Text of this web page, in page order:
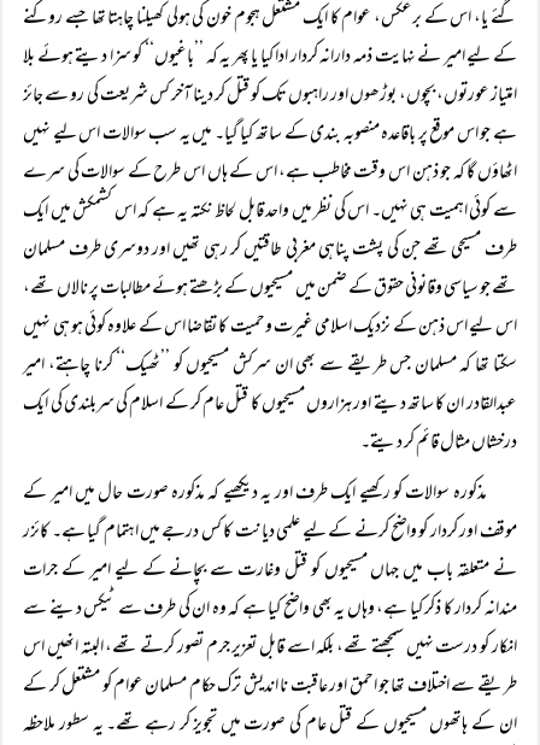
گئے یا، اس کے برعکس، عوام کا ایک مشتعل ہجوم خون کی ہولی کھیلنا چاہتا تھا جسے روکنے
کے لیے امیر نے نہایت ذمہ دارانہ کردار ادا کیا یا پھر یہ کہ ’’باغیوں‘‘ کو سزا دیتے ہوئے بلا
امتیاز عورتوں، بچوں، بوڑھوں اور راہبوں تک کو قتل کر دینا آخر کس شریعت کی رو سے جائز
ہے جو اس موقع پر باقاعدہ منصوبہ بندی کے ساتھ کیا گیا۔ میں یہ سب سوالات اس لیے نہیں
اٹھاؤں گا کہ جو ذہن اس وقت مخاطب ہے، اس کے ہاں اس طرح کے سوالات کی سرے
سے کوئی اہمیت ہی نہیں۔ اس کی نظر میں واحد قابل لحاظ نکتہ یہ ہے کہ اس کشمکش میں ایک
طرف مسیحی تھے جن کی پشت پناہی مغربی طاقتیں کر رہی تھیں اور دوسری طرف مسلمان
تھے جو سیاسی وقانونی حقوق کے ضمن میں مسیحیوں کے بڑھتے ہوئے مطالبات پر نالاں تھے،
اس لیے اس ذہن کے نزدیک اسلامی غیرت وحمیت کا تقاضا اس کے علاوہ کوئی ہو ہی نہیں
سکتا تھا کہ مسلمان جس طریقے سے بھی ان سرکش مسیحیوں کو ’’ٹھیک‘‘ کرنا چاہتے، امیر
عبدالقادر ان کا ساتھ دیتے اور ہزاروں مسیحیوں کا قتل عام کر کے اسلام کی سربلندی کی ایک
درخشاں مثال قائم کر دیتے۔
مذکورہ سوالات کو رکھیے ایک طرف اور یہ دیکھیے کہ مذکورہ صورت حال میں امیر کے
موقف اور کردار کو واضح کرنے کے لیے علمی دیانت کا کس درجے میں اہتمام گیا ہے۔ کائزر
نے متعلقہ باب میں جہاں مسیحیوں کو قتل وغارت سے بچانے کے لیے امیر کے جرات
مندانہ کردار کا ذکر کیا ہے، وہاں یہ بھی واضح کیا ہے کہ وہ ان کی طرف سے ٹیکس دینے سے
انکار کو درست نہیں سمجھتے تھے، بلکہ اسے قابل تعزیر جرم تصور کرتے تھے، البتہ انھیں اس
طریقے سے اختلاف تھا جو احمق اور عاقبت نا اندیش ترک حکام مسلمان عوام کو مشتعل کر کے
ان کے ہاتھوں مسیحیوں کے قتل عام کی صورت میں تجویز کر رہے تھے۔ یہ سطور ملاحظہ